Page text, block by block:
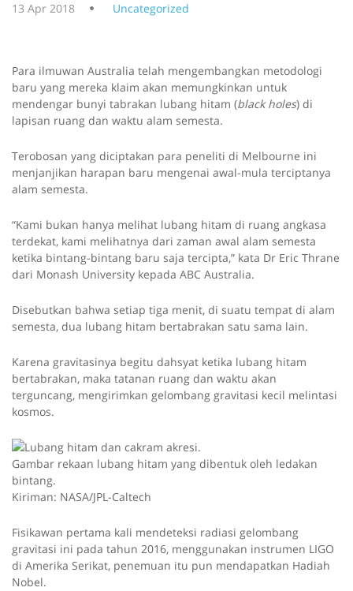
13 Apr 2018 Uncategorized
Para ilmuwan Australia telah mengembangkan metodologi
baru yang mereka klaim akan memungkinkan untuk
mendengar bunyi tabrakan lubang hitam (black holes) di
lapisan ruang dan waktu alam semesta.
Terobosan yang diciptakan para peneliti di Melbourne ini
menjanjikan harapan baru mengenai awal-mula terciptanya
alam semesta.
“Kami bukan hanya melihat lubang hitam di ruang angkasa
terdekat, kami melihatnya dari zaman awal alam semesta
ketika bintang-bintang baru saja tercipta,” kata Dr Eric Thrane
dari Monash University kepada ABC Australia.
Disebutkan bahwa setiap tiga menit, di suatu tempat di alam
semesta, dua lubang hitam bertabrakan satu sama lain.
Karena gravitasinya begitu dahsyat ketika lubang hitam
bertabrakan, maka tatanan ruang dan waktu akan
terguncang, mengirimkan gelombang gravitasi kecil melintasi
kosmos.
Gambar rekaan lubang hitam yang dibentuk oleh ledakan
bintang.
Kiriman: NASA/JPL-Caltech
Fisikawan pertama kali mendeteksi radiasi gelombang
gravitasi ini pada tahun 2016, menggunakan instrumen LIGO
di Amerika Serikat, penemuan itu pun mendapatkan Hadiah
Nobel.